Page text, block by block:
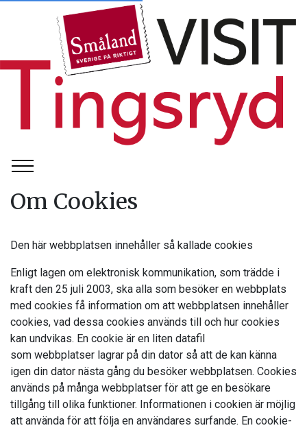
Om Cookies
Den här webbplatsen innehåller så kallade cookies
Enligt lagen om elektronisk kommunikation, som trädde i
kraft den 25 juli 2003, ska alla som besöker en webbplats
med cookies få information om att webbplatsen innehåller
cookies, vad dessa cookies används till och hur cookies
kan undvikas. En cookie är en liten datafil
som webbplatser lagrar på din dator så att de kan känna
igen din dator nästa gång du besöker webbplatsen. Cookies
används på många webbplatser för att ge en besökare
tillgång till olika funktioner. Informationen i cookien är möjlig
att använda för att följa en användares surfande. En cookie-